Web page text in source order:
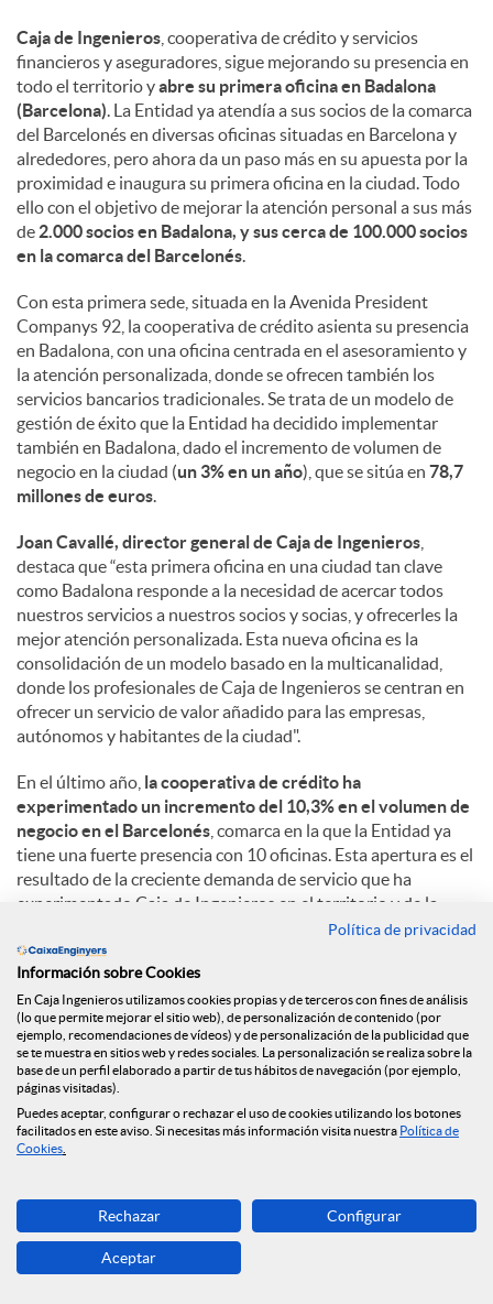
S
o
c
i
a
l
e
s
Caja de Ingenieros , cooperativa de crédito y servicios
financieros y aseguradores, sigue mejorando su presencia en
todo el territorio yabre su primera oficina en Badalona
(Barcelona). La Entidad ya atendía a sus socios de la comarca
del Barcelonés en diversas oficinas situadas en Barcelona y
alrededores, pero ahora da un paso más en su apuesta por la
proximidad e inaugura su primera oficina en la ciudad. Todo
ello con el objetivo de mejorar la atención personal a sus más
de 2.000 socios en Badalona, y sus cerca de 100.000 socios
en la comarca del Barcelonés.
Con esta primera sede, situada en la Avenida President
Companys 92, la cooperativa de crédito asienta su presencia
en Badalona, con una oficina centrada en el asesoramiento y
la atención personalizada, donde se ofrecen también los
servicios bancarios tradicionales. Se trata de un modelo de
gestión de éxito que la Entidad ha decidido implementar
también en Badalona, dado el incremento de volumen de
negocio en la ciudad (un 3% en un año), que se sitúa en 78,7
millones de euros.
Joan Cavallé, director general de Caja de Ingenieros
destaca que “esta primera oficina en una ciudad tan clave
como Badalona responde a la necesidad de acercar todos
nuestros servicios a nuestros socios y socias, y ofrecerles la
mejor atención personalizada. Esta nueva oficina es la
consolidación de un modelo basado en la multicanalidad,
donde los profesionales de Caja de Ingenieros se centran en
ofrecer un servicio de valor añadido para las empresas,
autónomos y habitantes de la ciudad".
En el último año, la cooperativa de crédito ha
experimentado un incremento del 10,3% en el volumen de
negocio en el Barcelonés , comarca en la que la Entidad ya
tiene una fuerte presencia con 10 oficinas. Esta apertura es el
resultado de la creciente demanda de servicio que ha
experimentado Caja de Ingenieros en el territorio y de la
voluntad de ofrecer un trato personalizado y de proximidad.
Con más de 223.000 habitantes, Badalona es la cuarta ciudad
más poblada de Cataluña y destaca su situación privilegiada,
cerca de Barcelona e inmersa en su área metropolitana. Con
áreas comerciales importantes como el Polígono de
Montigalà, y una fuerte apuesta por el sector terciario y el
turismo, la ciudad se configura como un territorio clave en
Cataluña.
C
o
Política de privacidad
Información sobre Cookies
En Caja Ingenieros utilizamos cookies propias y de terceros con fines de análisis
(lo que permite mejorar el sitio web), de personalización de contenido (por
ejemplo, recomendaciones de vídeos) y de personalización de la publicidad que
se te muestra en sitios web y redes sociales. La personalización se realiza sobre la
base de un perfil elaborado a partir de tus hábitos de navegación (por ejemplo,
páginas visitadas).
Puedes aceptar, configurar o rechazar el uso de cookies utilizando los botones
facilitados en este aviso. Si necesitas más información visita nuestra Política de
Cookies
Rechazar Configurar
Aceptar